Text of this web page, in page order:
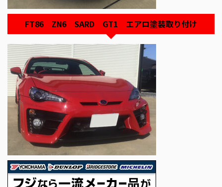
FT86 ZN6 SARD GT1 エアロ塗装取り付け